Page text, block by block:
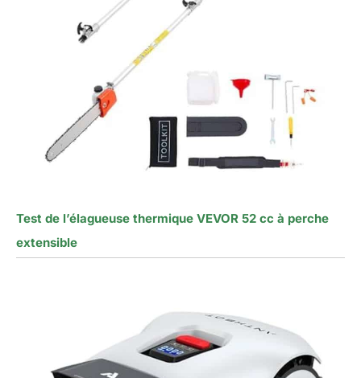
Test de l’élagueuse thermique VEVOR 52 cc à perche
extensible